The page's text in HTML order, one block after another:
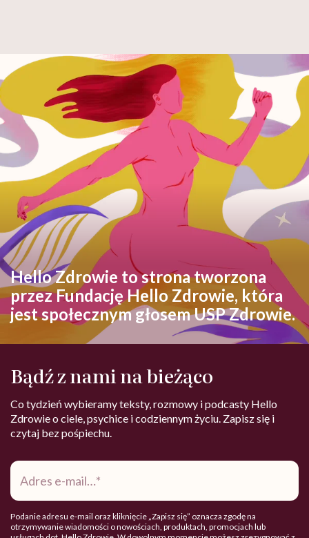
Hello Zdrowie to strona tworzona
przez Fundację Hello Zdrowie, która
jest społecznym głosem USP Zdrowie.
Bądź z nami na bieżąco
Co tydzień wybieramy teksty, rozmowy i podcasty Hello
Zdrowie o ciele, psychice i codziennym życiu. Zapisz się i
czytaj bez pośpiechu.
Adres
mail*
Podanie adresu e-mail oraz kliknięcie „Zapisz się” oznacza zgodę na
otrzymywanie wiadomości o nowościach, produktach, promocjach lub